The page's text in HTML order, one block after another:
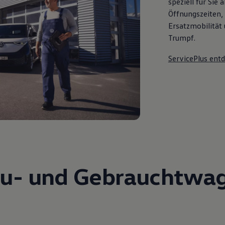
Öffnungszeiten,
Ersatzmobilität
Trumpf.
ServicePlus
und